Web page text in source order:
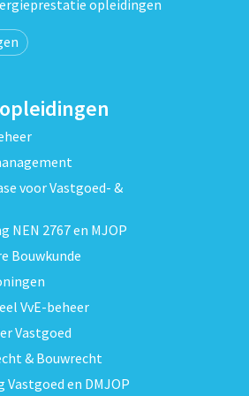
opleidingen
voor Vastgoed- &
NEN 2767 en MJOP
Bouwkunde
VvE-beheer
Vastgoed
& Bouwrecht
Vastgoed en DMJOP